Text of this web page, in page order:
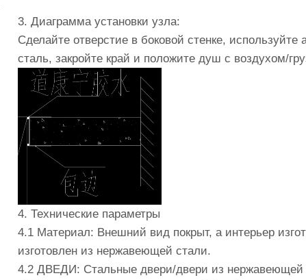
3. Диаграмма установки узла:
Сделайте отверстие в боковой стенке,
сталь, закройте край и положите душ с воздухом/
4. Технические параметры
4.1 Материал: Внешний вид покрыт, а интерьер
изготовлен из нержавеющей стали.
4.2 ДВЕДИ: Стальные двери/двери из